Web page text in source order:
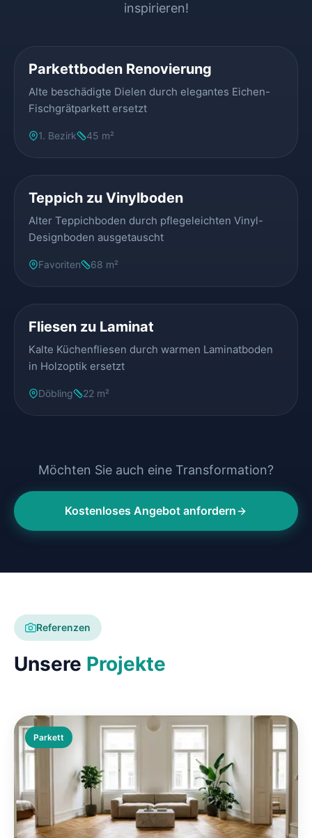
inspirieren!
Parkettboden Renovierung
Alte beschädigte Dielen durch elegantes Eichen-
Fischgrätparkett ersetzt
1. Bezirk 45 m²
Teppich zu Vinylboden
Alter Teppichboden durch pflegeleichten Vinyl-
Designboden ausgetauscht
Favoriten 68 m²
Fliesen zu Laminat
Kalte Küchenfliesen durch warmen Laminatboden
in Holzoptik ersetzt
Döbling 22 m²
Möchten Sie auch eine Transformation?
Kostenloses Angebot anfordern
Referenzen
Unsere Projekte
Parkett